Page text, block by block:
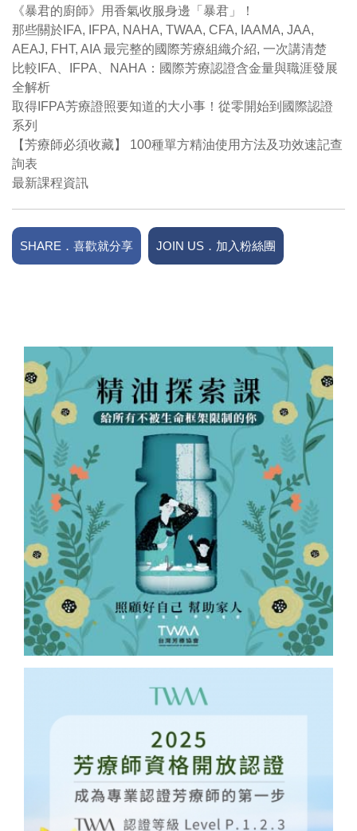
《暴君的廚師》用香氣收服身邊「暴君」！
那些關於IFA, IFPA, NAHA, TWAA, CFA, IAAMA, JAA,
AEAJ, FHT, AIA 最完整的國際芳療組織介紹, 一次講清楚
比較IFA、IFPA、NAHA：國際芳療認證含金量與職涯發展
全解析
取得IFPA芳療證照要知道的大小事！從零開始到國際認證
系列
【芳療師必須收藏】 100種單方精油使用方法及功效速記查
詢表
最新課程資訊
SHARE．喜歡就分享 JOIN US．加入粉絲團